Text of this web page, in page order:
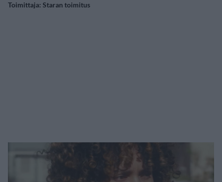
Toimittaja: Staran toimitus